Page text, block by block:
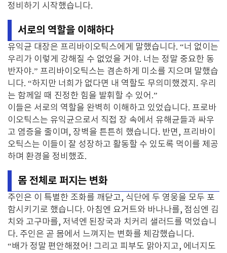
정비하기 시작했습니다.
서로의 역할을 이해하다
유익균 대장은 프리바이오틱스에게 말했습니다. “너 없이는
우리가 이렇게 강해질 수 없었을 거야. 너는 정말 중요한 동
반자야.” 프리바이오틱스는 겸손하게 미소를 지으며 말했습
니다. “하지만 너희가 없다면 내 역할도 무의미했겠지. 우리
는 함께일 때 진정한 힘을 발휘할 수 있어.”
이들은 서로의 역할을 완벽히 이해하고 있었습니다. 프로바
이오틱스는 유익균으로서 직접 장 속에서 유해균들과 싸우
고 염증을 줄이며, 장벽을 튼튼히 했습니다. 반면, 프리바이
오틱스는 이들이 잘 성장하고 활동할 수 있도록 먹이를 제공
하며 환경을 정비했죠.
몸 전체로 퍼지는 변화
주인은 이 특별한 조화를 깨닫고, 식단에 두 영웅을 모두 포
함시키기로 했습니다. 아침엔 요거트와 바나나를, 점심엔 김
치와 고구마를, 저녁엔 된장국과 치커리 샐러드를 먹었습니
다. 주인은 곧 몸에서 느껴지는 변화를 체감했습니다.
“배가 정말 편안해졌어! 그리고 피부도 맑아지고, 에너지도